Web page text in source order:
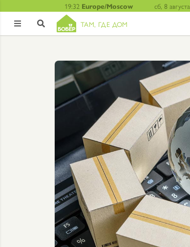
19:32 Europe/Moscow сб, 8 августа
  ТАМ, ГДЕ ДОМ